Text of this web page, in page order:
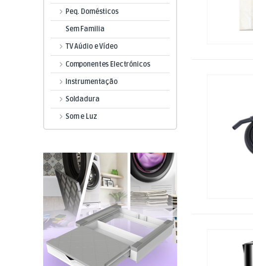
Peq. Domésticos
Sem Familia
TV Aúdio e Vídeo
Componentes Electrónicos
Instrumentação
Soldadura
Som e Luz